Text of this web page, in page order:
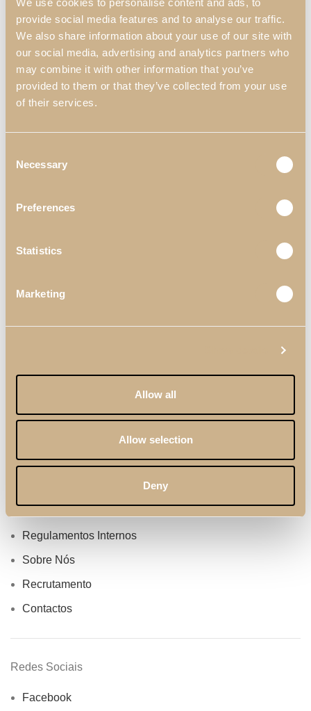
provide social media features and to analyse our traffic.
We also share information about your use of our site with
our social media, advertising and analytics partners who
may combine it with other information that you’ve
provided to them or that they’ve collected from your use
of their services.
Selection
Necessary
Preferences
Statistics
Marketing
Allow all
Allow selection
Deny
Newer Older
Catálogos
Termos & Condições
Cuidados & Manutenção
Regulamentos Internos
Sobre Nós
Recrutamento
Contactos
Redes Sociais
Facebook